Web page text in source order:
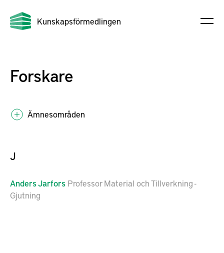
Kunskapsförmedlingen
Forskare
Ämnesområden
J
AndersJarfors Professor Material och Tillverkning -
Gjutning